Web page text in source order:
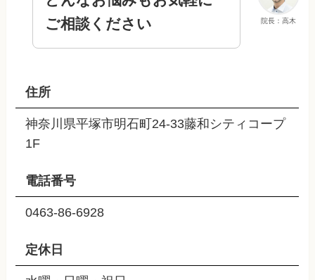
院長：高木
ご相談ください
住所
神奈川県平塚市明石町24-33藤和シティコープ
1F
電話番号
0463-86-6928
定休日